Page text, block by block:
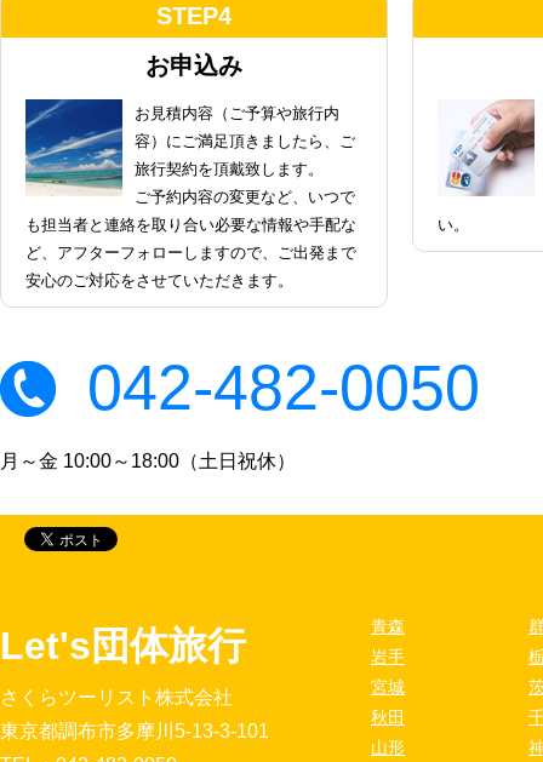
STEP4
お申込み
お見積内容（ご予算や旅行内
容）にご満足頂きましたら、ご
旅行契約を頂戴致します。
ご予約内容の変更など、いつで
も担当者と連絡を取り合い必要な情報や手配な
ど、アフターフォローしますので、ご出発まで
安心のご対応をさせていただきます。
い。
042-482-0050
月～金 10:00～18:00（土日祝休）
Let's団体旅行
さくらツーリスト株式会社
東京都調布市多摩川5-13-3-101
青森
岩手
宮城
秋田
山形